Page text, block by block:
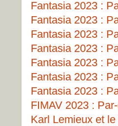
Fantasia 2023 :
Fantasia 2023 :
Fantasia 2023 :
Fantasia 2023 :
Fantasia 2023 :
Fantasia 2023 :
Fantasia 2023 :
FIMAV 2023 :
Karl Lemieux et